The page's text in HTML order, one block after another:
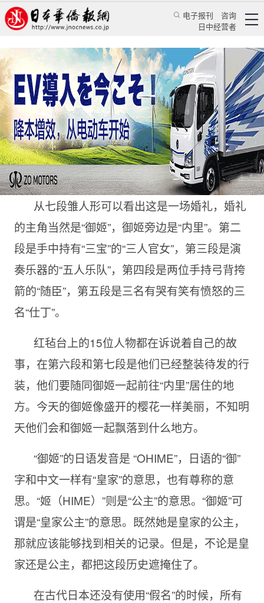
电子报刊
咨询
日中经营者
皇家的御姬与作为夫婿的内里
张佶 华人新闻 经贸活动
日本华侨报网 2021/3/5 00:43:35
从七段雏人形可以看出这是一场婚礼，婚礼
的主角当然是“御姬”，御姬旁边是“内里”。第二
段是手中持有“三宝”的“三人官女”，第三段是演
奏乐器的“五人乐队”，第四段是两位手持弓背挎
箭的“随臣”，第五段是三名有哭有笑有愤怒的三
名“仕丁”。
红毡台上的15位人物都在诉说着自己的故
事，在第六段和第七段是他们已经整装待发的行
装，他们要随同御姬一起前往“内里”居住的地
方。今天的御姬像盛开的樱花一样美丽，不知明
天他们会和御姬一起飘落到什么地方。
“御姬”的日语发音是 “OHIME”，日语的“御”
字和中文一样有“皇家”的意思，也有尊称的意
思。“姬（HIME）”则是“公主”的意思。“御姬”可
谓是“皇家公主”的意思。既然她是皇家的公主，
那就应该能够找到相关的记录。但是，不论是皇
家还是公主，都把这段历史遮掩住了。
在古代日本还没有使用“假名”的时候，所有